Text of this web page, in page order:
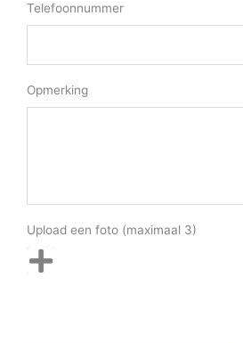
Telefoonnummer
Opmerking
Upload een foto (maximaal 3)